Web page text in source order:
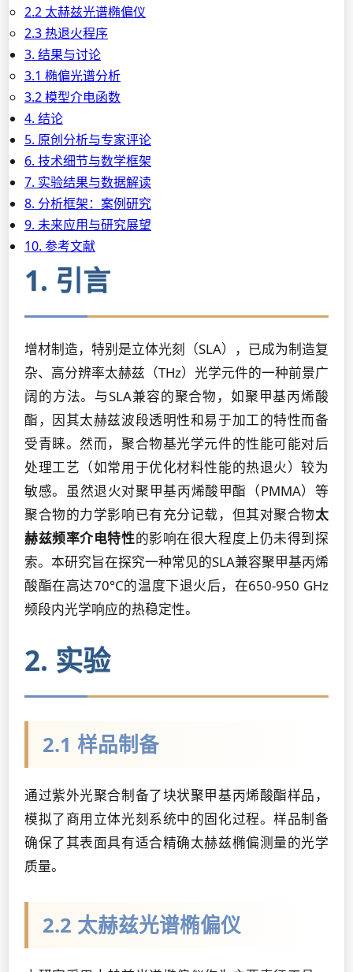
2.2 太赫兹光谱椭偏仪
2.3 热退火程序
3. 结果与讨论
3.1 椭偏光谱分析
3.2 模型介电函数
4. 结论
5. 原创分析与专家评论
6. 技术细节与数学框架
7. 实验结果与数据解读
8. 分析框架：案例研究
9. 未来应用与研究展望
10. 参考文献
1. 引言
增材制造，特别是立体光刻（SLA），已成为制造复
杂、高分辨率太赫兹（THz）光学元件的一种前景广
阔的方法。与SLA兼容的聚合物，如聚甲基丙烯酸
酯，因其太赫兹波段透明性和易于加工的特性而备
受青睐。然而，聚合物基光学元件的性能可能对后
处理工艺（如常用于优化材料性能的热退火）较为
敏感。虽然退火对聚甲基丙烯酸甲酯（PMMA）等
聚合物的力学影响已有充分记载，但其对聚合物太
赫兹频率介电特性的影响在很大程度上仍未得到探
索。本研究旨在探究一种常见的SLA兼容聚甲基丙烯
酸酯在高达70°C的温度下退火后，在650-950 GHz
频段内光学响应的热稳定性。
2. 实验
2.1 样品制备
通过紫外光聚合制备了块状聚甲基丙烯酸酯样品，
模拟了商用立体光刻系统中的固化过程。样品制备
确保了其表面具有适合精确太赫兹椭偏测量的光学
质量。
2.2 太赫兹光谱椭偏仪